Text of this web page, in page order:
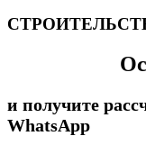
и получите
WhatsApp